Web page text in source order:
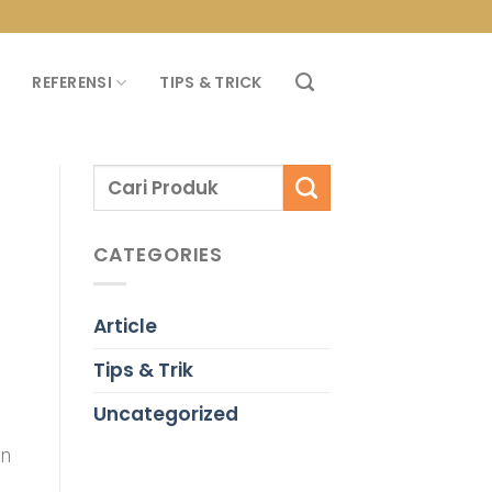
REFERENSI TIPS & TRICK
CATEGORIES
Article
Tips & Trik
Uncategorized